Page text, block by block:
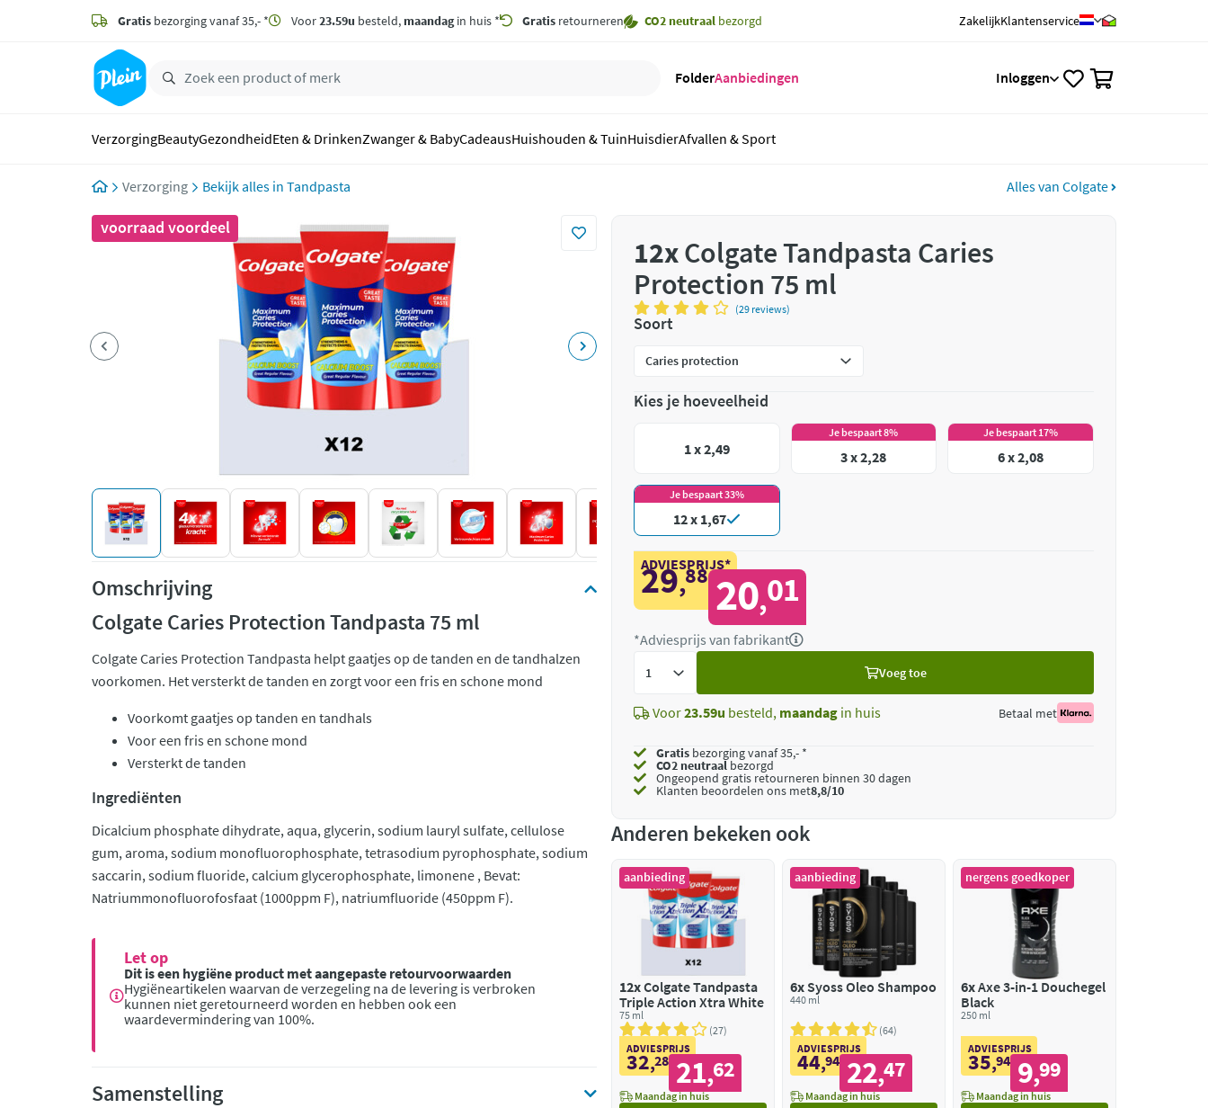
zoeken
hoofdinhoud
Gratis bezorging vanaf 35,- * Voor23.59u besteld, maandagin huis * Gratis retourneren CO2 neutraal bezorgd ZakelijkKlantenservice
FolderAanbiedingen Inloggen
VerzorgingBeautyGezondheidEten & DrinkenZwanger & BabyCadeausHuishouden & TuinHuisdierAfvallen & Sport
Verzorging Tandpasta Alles van Colgate
voorraad voordeel
Omschrijving
Colgate Caries Protection Tandpasta 75 ml
Colgate Caries Protection Tandpasta helpt gaatjes op de tanden en de tandhalzen
voorkomen. Het versterkt de tanden en zorgt voor een fris en schone mond
Voorkomt gaatjes op tanden en tandhals
Voor een fris en schone mond
Versterkt de tanden
Ingrediënten
Dicalcium phosphate dihydrate, aqua, glycerin, sodium lauryl sulfate, cellulose
gum, aroma, sodium monofluorophosphate, tetrasodium pyrophosphate, sodium
saccarin, sodium fluoride, calcium glycerophosphate, limonene , Bevat:
Natriummonofluorofosfaat (1000ppm F), natriumfluoride (450ppm F).
Let op
Dit is een hygiëne product met aangepaste retourvoorwaarden
Hygiëneartikelen waarvan de verzegeling na de levering is verbroken
kunnen niet geretourneerd worden en hebben ook een
waardevermindering van 100%.
Samenstelling
12xColgate Tandpasta Caries
Protection 75 ml
(29 reviews)
Soort
Kies je hoeveelheid
1 x 2,49
Je bespaart 8%
3 x 2,28
Je bespaart 17%
6 x 2,08
Je bespaart 33%
12 x 1,67
ADVIESPRIJS*
29,88 20,01
*Adviesprijs van fabrikant
Voeg toe
Voor23.59u besteld, maandag in huis Betaal met
Gratis bezorging vanaf 35,- *
CO2 neutraalbezorgd
Ongeopend gratis retourneren binnen 30 dagen
Klanten beoordelen ons met8,8/10
Anderen bekeken ook
aanbieding
12xColgate Tandpasta
Triple Action Xtra White
75 ml
27
ADVIESPRIJS
32,28 21,62
Maandag in huis
aanbieding
6x Syoss Oleo Shampoo
440 ml
64
ADVIESPRIJS
44,94 22,47
Maandag in huis
nergens goedkoper
6xAxe 3-in-1 Douchegel
Black
250 ml
ADVIESPRIJS
35,94 9,99
Maandag in huis